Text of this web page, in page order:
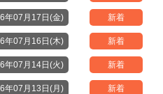
年07月17日(金) 新着
年07月16日(木) 新着
年07月14日(火) 新着
年07月13日(月) 新着